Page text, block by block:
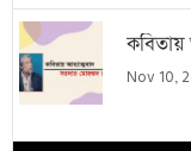
কবিতায়
Nov 10,